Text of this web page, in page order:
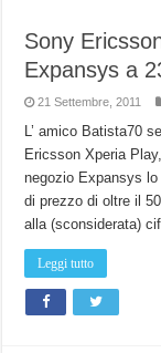
Brondi Amico Vero 4G:
Brondi Amico VERO 4G
Sony
Expansys a
21 Settembre, 2011
L’ amico Batista70
Ericsson Xperia
negozio Expansys
di prezzo di oltre il
alla (sconsiderata)
Leggi tutto